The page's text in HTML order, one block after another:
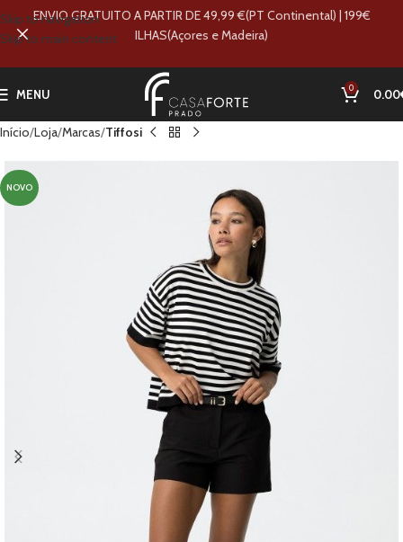
Skip to navigation
Skip to main content
MENU 0 0.00
Início Loja Marcas Tiffosi
NOVO
ENVIO GRATUITO A PARTIR DE 49,99 €(PT Continental) | 199€
ILHAS(Açores e Madeira)